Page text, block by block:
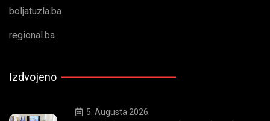
boljatuzla.ba
regional.ba
Izdvojeno
5. Augusta 2026.